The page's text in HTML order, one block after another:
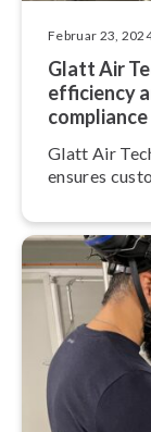
Februar 23,
Glatt Air
efficiency
compliance
Glatt Air
ensures